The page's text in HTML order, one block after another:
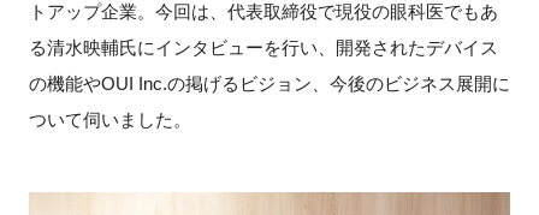
FAQ
イベントお知らせメール登録
トアップ企業。今回は、代表取締役で現役の眼科医でもあ
る清水映輔氏にインタビューを行い、開発されたデバイス
の機能やOUI Inc.の掲げるビジョン、今後のビジネス展開に
ついて伺いました。